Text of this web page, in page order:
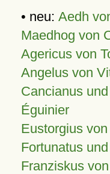
• neu: Aedh
Maedhog von
Agericus von
Angelus von
Cancianus
Éguinier
Eustorgius
Fortunatus
Franziskus